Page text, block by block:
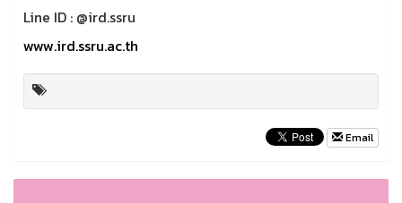
Line ID : @ird.ssru
www.ird.ssru.ac.th
Email